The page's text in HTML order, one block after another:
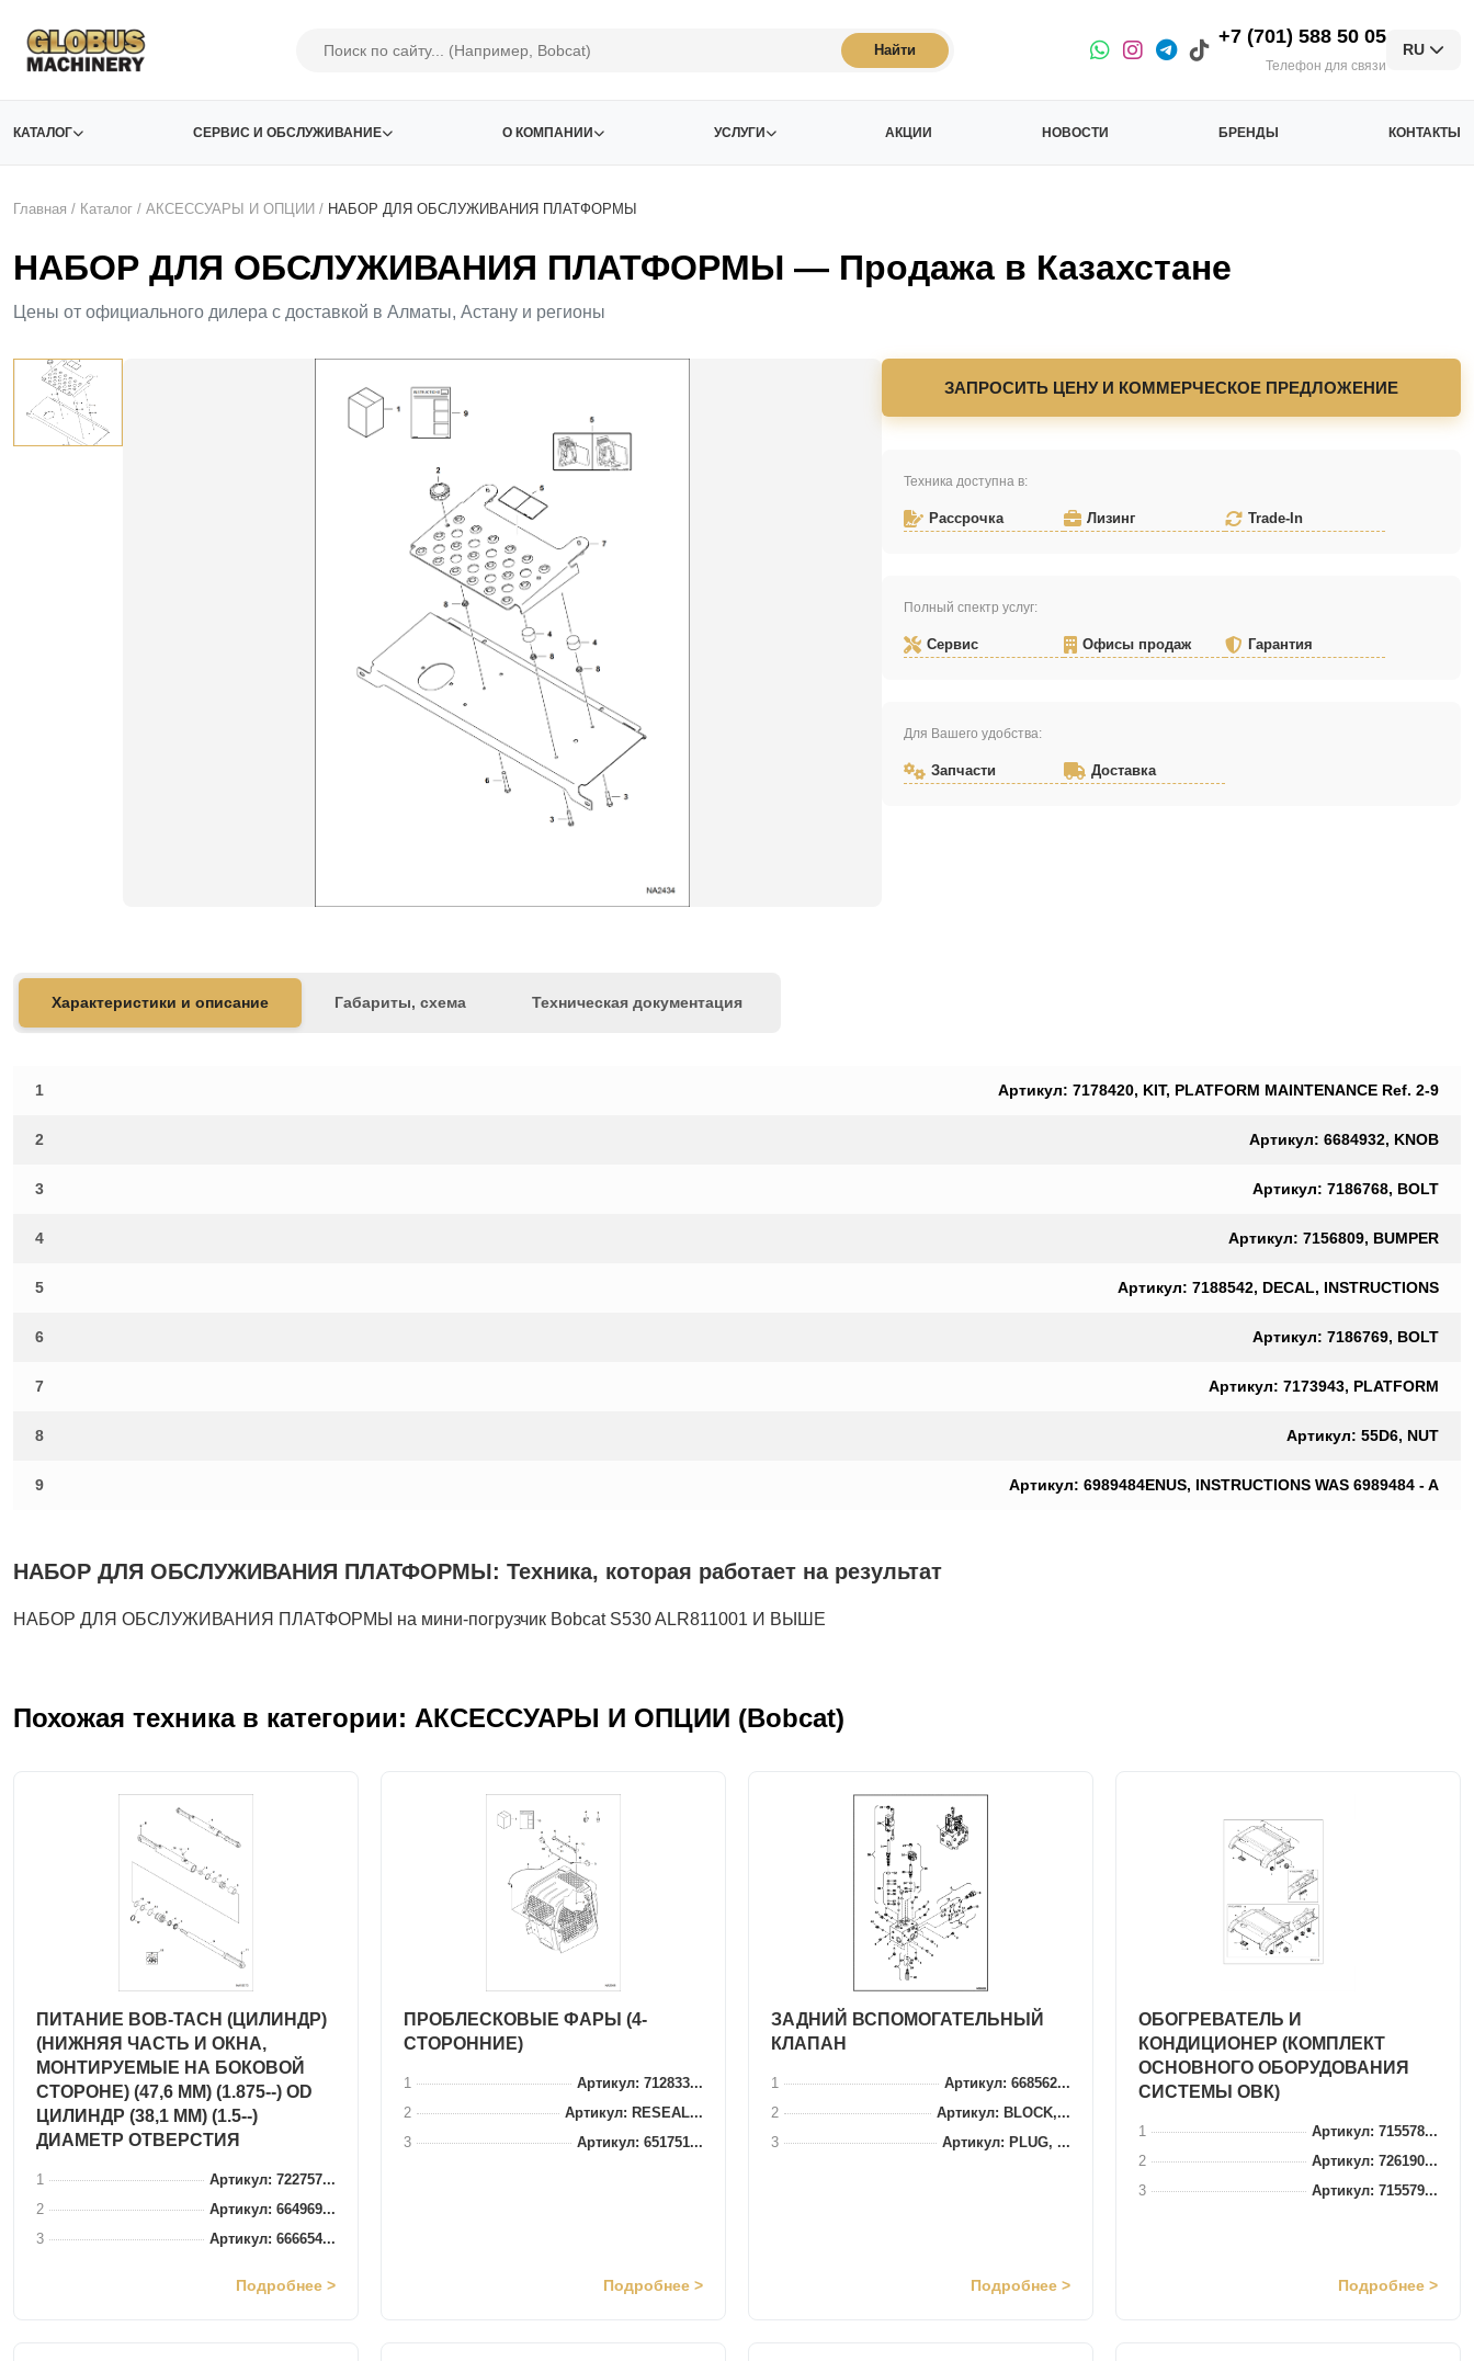
Найти
+7 (701) 588 50 05
Телефон для связи
RU
КАТАЛОГ СЕРВИС И ОБСЛУЖИВАНИЕ О КОМПАНИИ УСЛУГИ АКЦИИ НОВОСТИ БРЕНДЫ КОНТАКТЫ
Главная / Каталог / АКСЕСCУАРЫ И ОПЦИИ / НАБОР ДЛЯ ОБСЛУЖИВАНИЯ ПЛАТФОРМЫ
НАБОР ДЛЯ ОБСЛУЖИВАНИЯ ПЛАТФОРМЫ — Продажа в Казахстане
Цены от официального дилера с доставкой в Алматы, Астану и регионы
ЗАПРОСИТЬ ЦЕНУ И КОММЕРЧЕСКОЕ ПРЕДЛОЖЕНИЕ
Техника доступна в:
Рассрочка Лизинг Trade-In
Полный спектр услуг:
Сервис Офисы продаж Гарантия
Для Вашего удобства:
Запчасти Доставка
Характеристики и описание Габариты, схема Техническая документация
1 Артикул: 7178420, KIT, PLATFORM MAINTENANCE Ref. 2-9
2 Артикул: 6684932, KNOB
3 Артикул: 7186768, BOLT
4 Артикул: 7156809, BUMPER
5 Артикул: 7188542, DECAL, INSTRUCTIONS
6 Артикул: 7186769, BOLT
7 Артикул: 7173943, PLATFORM
8 Артикул: 55D6, NUT
9 Артикул: 6989484ENUS, INSTRUCTIONS WAS 6989484 - A
НАБОР ДЛЯ ОБСЛУЖИВАНИЯ ПЛАТФОРМЫ: Техника, которая работает на результат
НАБОР ДЛЯ ОБСЛУЖИВАНИЯ ПЛАТФОРМЫ на мини-погрузчик Bobcat S530 ALR811001 И ВЫШЕ
Похожая техника в категории: АКСЕСCУАРЫ И ОПЦИИ (Bobcat)
ПИТАНИЕ BOB-TACH (ЦИЛИНДР)
(НИЖНЯЯ ЧАСТЬ И ОКНА,
МОНТИРУЕМЫЕ НА БОКОВОЙ
СТОРОНЕ) (47,6 ММ) (1.875--) OD
ЦИЛИНДР (38,1 ММ) (1.5--)
ДИАМЕТР ОТВЕРСТИЯ
1
Артикул: 722757...
2
Артикул: 664969...
3
Артикул: 666654...
Подробнее >
ПРОБЛЕСКОВЫЕ ФАРЫ (4-
СТОРОННИЕ)
1
Артикул: 712833...
2
Артикул: RESEAL...
3
Артикул: 651751...
Подробнее >
ЗАДНИЙ ВСПОМОГАТЕЛЬНЫЙ
КЛАПАН
1
Артикул: 668562...
2
Артикул: BLOCK,...
3
Артикул: PLUG, ...
Подробнее >
ОБОГРЕВАТЕЛЬ И
КОНДИЦИОНЕР (КОМПЛЕКТ
ОСНОВНОГО ОБОРУДОВАНИЯ
СИСТЕМЫ ОВК)
1
Артикул: 715578...
2
Артикул: 726190...
3
Артикул: 715579...
Подробнее >